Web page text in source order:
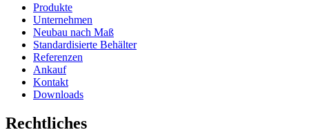
Produkte
Unternehmen
Neubau nach Maß
Standardisierte Behälter
Referenzen
Ankauf
Kontakt
Downloads
Rechtliches